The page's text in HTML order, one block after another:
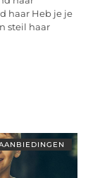
haar Heb je je
steil haar